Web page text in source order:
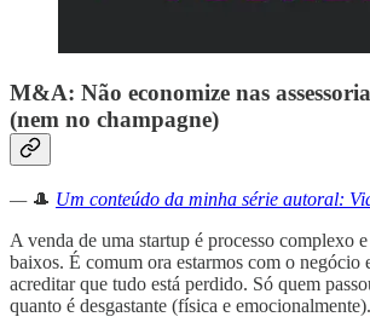
M&A: Não economize nas
(nem no champagne)
— 🎩 Um conteúdo da minha série autoral:
A venda de uma startup é processo complexo
baixos. É comum ora estarmos com o negócio
acreditar que tudo está perdido. Só quem
quanto é desgastante (física e emocionalmente).